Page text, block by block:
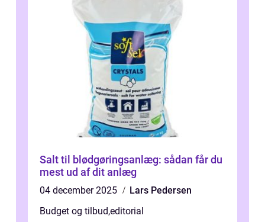
Salt til blødgøringsanlæg: sådan får du
mest ud af dit anlæg
04 december 2025
Lars Pedersen
Budget og tilbud,editorial